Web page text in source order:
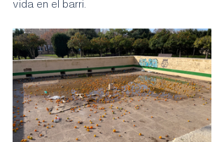
vida en el barri.